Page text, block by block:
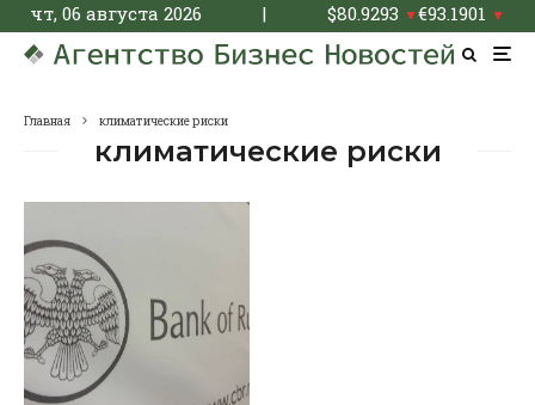
чт, 06 августа 2026 | $80.9293 ▼€93.1901 ▼
Главная климатические риски
климатические риски